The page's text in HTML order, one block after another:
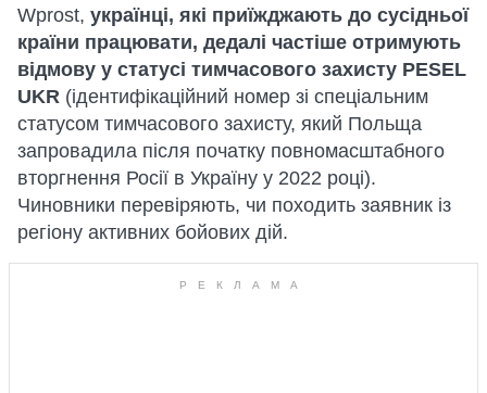
Wprost, українці, які приїжджають до сусідньої
країни працювати, дедалі частіше отримують
відмову у статусі тимчасового захисту PESEL
UKR (ідентифікаційний номер зі спеціальним
статусом тимчасового захисту, який Польща
запровадила після початку повномасштабного
вторгнення Росії в Україну у 2022 році).
Чиновники перевіряють, чи походить заявник із
регіону активних бойових дій.